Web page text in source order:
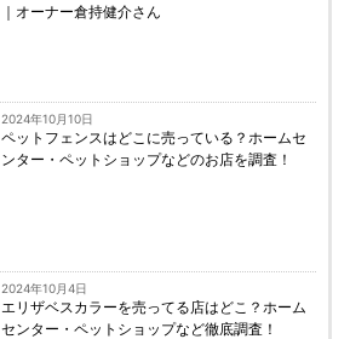
｜オーナー倉持健介さん
2024年10月10日
ペットフェンスはどこに売っている？ホームセ
ンター・ペットショップなどのお店を調査！
2024年10月4日
エリザベスカラーを売ってる店はどこ？ホーム
センター・ペットショップなど徹底調査！